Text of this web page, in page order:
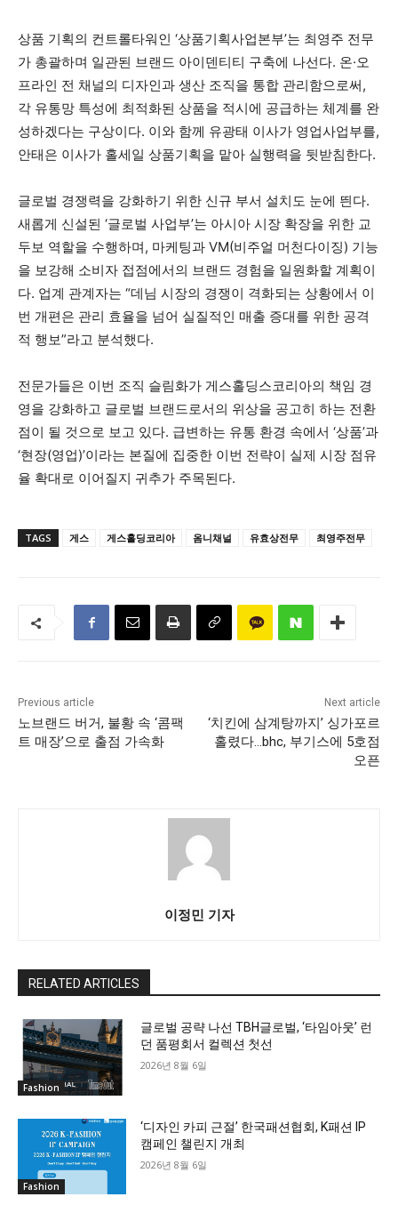
상품 기획의 컨트롤타워인 ‘상품기획사업본부’는 최영주 전무
가 총괄하며 일관된 브랜드 아이덴티티 구축에 나선다. 온·오
프라인 전 채널의 디자인과 생산 조직을 통합 관리함으로써,
각 유통망 특성에 최적화된 상품을 적시에 공급하는 체계를 완
성하겠다는 구상이다. 이와 함께 유광태 이사가 영업사업부를,
안태은 이사가 홀세일 상품기획을 맡아 실행력을 뒷받침한다.
글로벌 경쟁력을 강화하기 위한 신규 부서 설치도 눈에 띈다.
새롭게 신설된 ‘글로벌 사업부’는 아시아 시장 확장을 위한 교
두보 역할을 수행하며, 마케팅과 VM(비주얼 머천다이징) 기능
을 보강해 소비자 접점에서의 브랜드 경험을 일원화할 계획이
다. 업계 관계자는 “데님 시장의 경쟁이 격화되는 상황에서 이
번 개편은 관리 효율을 넘어 실질적인 매출 증대를 위한 공격
적 행보”라고 분석했다.
전문가들은 이번 조직 슬림화가 게스홀딩스코리아의 책임 경
영을 강화하고 글로벌 브랜드로서의 위상을 공고히 하는 전환
점이 될 것으로 보고 있다. 급변하는 유통 환경 속에서 ‘상품’과
‘현장(영업)’이라는 본질에 집중한 이번 전략이 실제 시장 점유
율 확대로 이어질지 귀추가 주목된다.
TAGS 게스 게스홀딩코리아 옴니채널 유효상전무 최영주전무
Previous article
노브랜드 버거, 불황 속 ‘콤팩
트 매장’으로 출점 가속화
Next article
‘치킨에 삼계탕까지’ 싱가포르
홀렸다…bhc, 부기스에 5호점
오픈
이정민 기자
RELATED ARTICLES
Fashion
글로벌 공략 나선 TBH글로벌, ‘타임아웃’ 런
던 품평회서 컬렉션 첫선
2026년 8월 6일
Fashion
‘디자인 카피 근절’ 한국패션협회, K패션 IP
캠페인 챌린지 개최
2026년 8월 6일